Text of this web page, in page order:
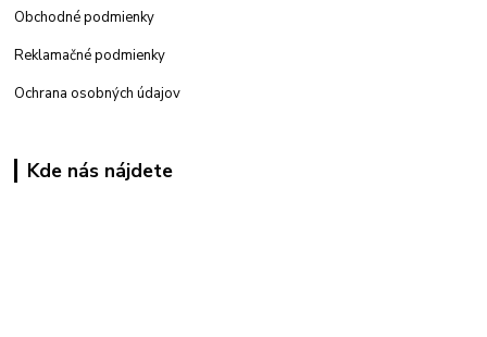
Obchodné podmienky
Reklamačné podmienky
Ochrana osobných údajov
Kde nás nájdete